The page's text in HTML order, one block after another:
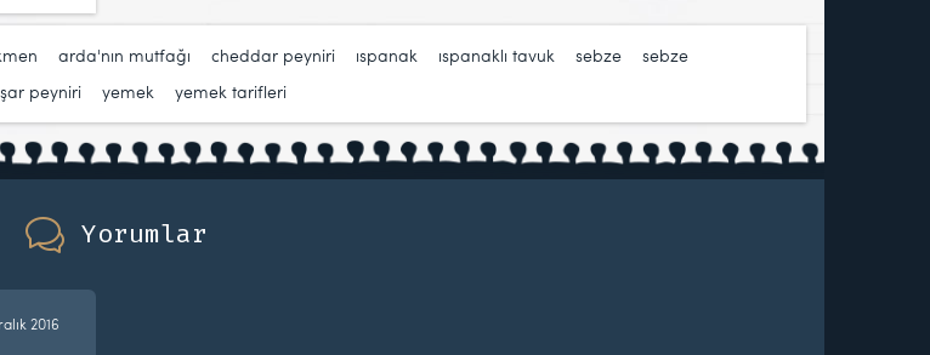
arda'nın mutfağı cheddar peyniri ıspanak ıspanaklı tavuk sebze
sebze
peyniri yemek yemek tarifleri
Yorumlar
2016